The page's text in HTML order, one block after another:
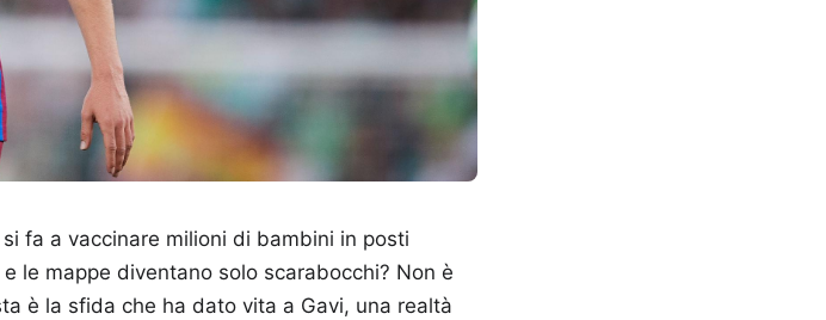
fa a vaccinare milioni di bambini in posti
le mappe diventano solo scarabocchi? Non è
è la sfida che ha dato vita a Gavi, una realtà